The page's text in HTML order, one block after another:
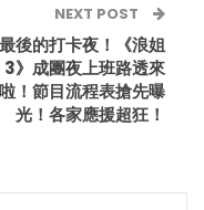
NEXT POST
最後的打卡夜！《浪姐
3》成團夜上班路透來
啦！節目流程表搶先曝
光！各家應援超狂！